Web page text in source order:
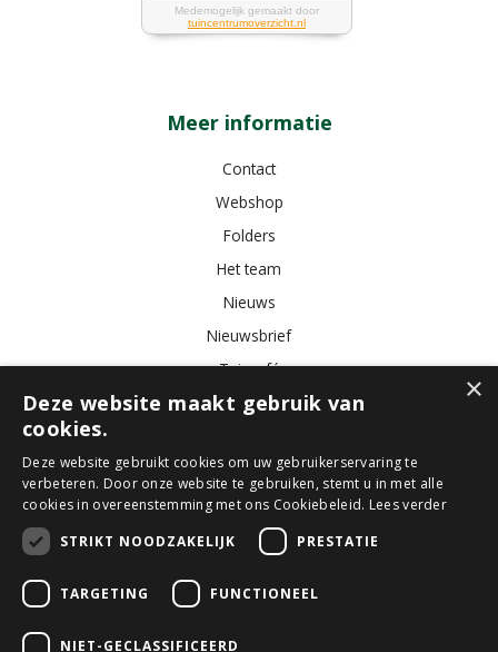
Meer informatie
Contact
Webshop
Folders
Het team
Nieuws
Nieuwsbrief
Tuincafé
Vacatures
Tuincentrum Bloemist Kamerplanten Kunstbloemen
Buitenplanten
Tuinmeubelen
© GroenRijk Den Bosch
×
Deze website maakt gebruik van
cookies.
Deze website gebruikt cookies om uw gebruikerservaring te
verbeteren. Door onze website te gebruiken, stemt u in met alle
cookies in overeenstemming met ons Cookiebeleid. Lees verder
STRIKT NOODZAKELIJK
PRESTATIE
TARGETING FUNCTIONEEL
NIET-GECLASSIFICEERD